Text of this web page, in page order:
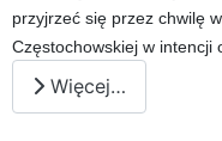
przyjrzeć się przez chwilę
Częstochowskiej w intencji
Więcej…